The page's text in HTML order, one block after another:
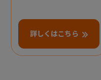
詳しくはこちら